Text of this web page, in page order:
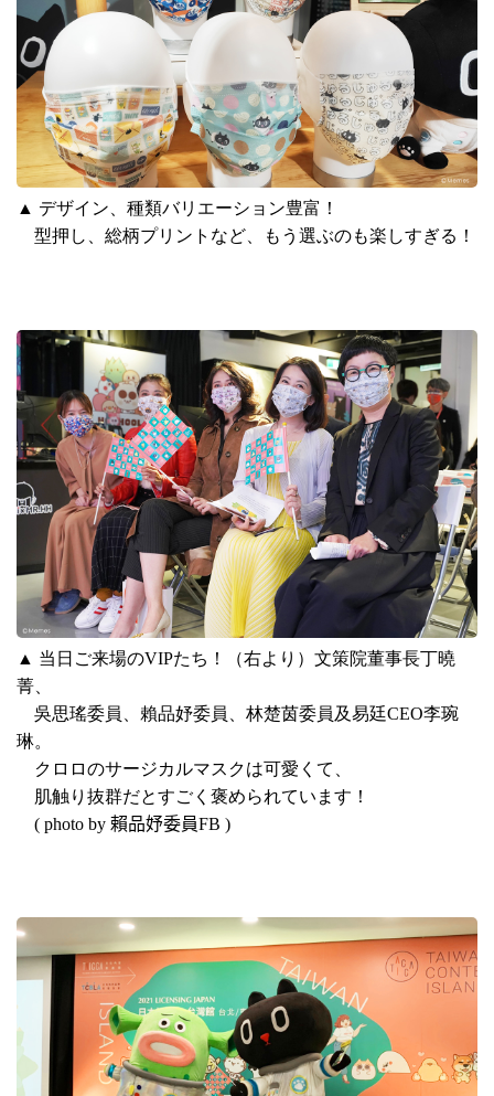
▲ デザイン、種類バリエーション豊富！
型押し、総柄プリントなど、もう選ぶのも楽しすぎる！
▲ 当日ご来場のVIPたち！（右より） 文策院董事長丁曉
菁、
吳思瑤委員、賴品妤委員、林楚茵委員及易廷CEO李琬
琳。
クロロのサージカルマスクは可愛くて、
肌触り抜群だとすごく褒められています！
( photo by 賴品妤委員FB )